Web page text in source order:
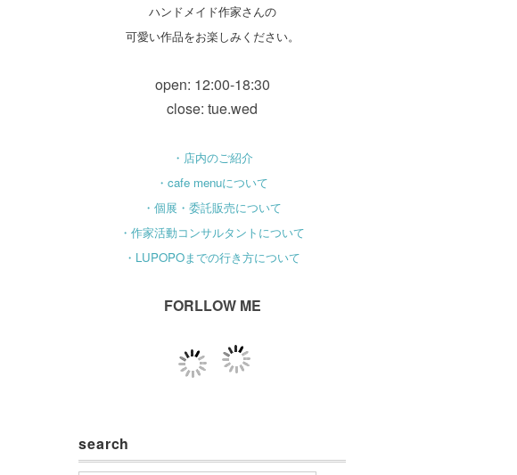
ハンドメイド作家さんの
可愛い作品をお楽しみください。
open: 12:00-18:30
close: tue.wed
・店内のご紹介
・cafe menuについて
・個展・委託販売について
・作家活動コンサルタントについて
・LUPOPOまでの行き方について
FORLLOW ME
search